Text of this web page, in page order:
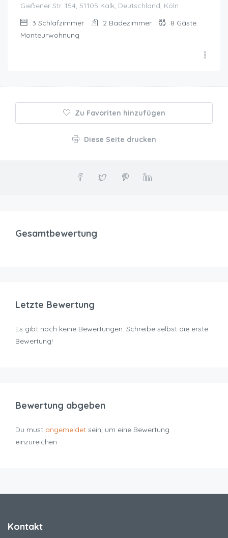
Gießener Str. 154, 51105 Kalk, Deutschland, Köln
3 Schlafzimmer 2 Badezimmer 8 Gäste
Monteurwohnung
Zu Favoriten hinzufügen
Diese Seite drucken
Gesamtbewertung
Letzte Bewertung
Es gibt noch keine Bewertungen. Schreibe selbst die erste
Bewertung!
Bewertung abgeben
Du must angemeldet sein, um eine Bewertung
einzureichen.
Kontakt